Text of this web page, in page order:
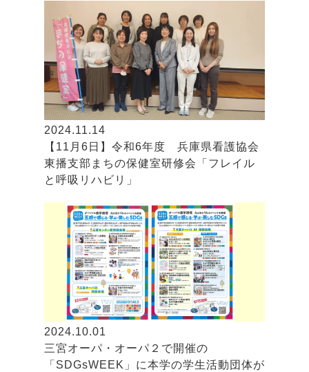
2024.11.14
【11月6日】令和6年度 兵庫県看護協会
東播支部まちの保健室研修会「フレイル
と呼吸リハビリ」
2024.10.01
三宮オーパ・オーパ２で開催の
「SDGsWEEK」に本学の学生活動団体が